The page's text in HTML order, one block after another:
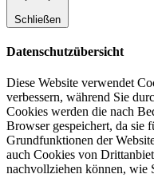
Schließen
Datenschutzübersicht
Diese Website verwendet
verbessern, während Sie
Cookies werden die nach
Browser gespeichert, da sie
Grundfunktionen der
auch Cookies von
nachvollziehen können, wie